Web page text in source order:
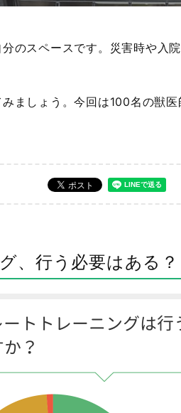
のスペースです。災害時や入
ましょう。今回は100名の獣
、行う必要はある？